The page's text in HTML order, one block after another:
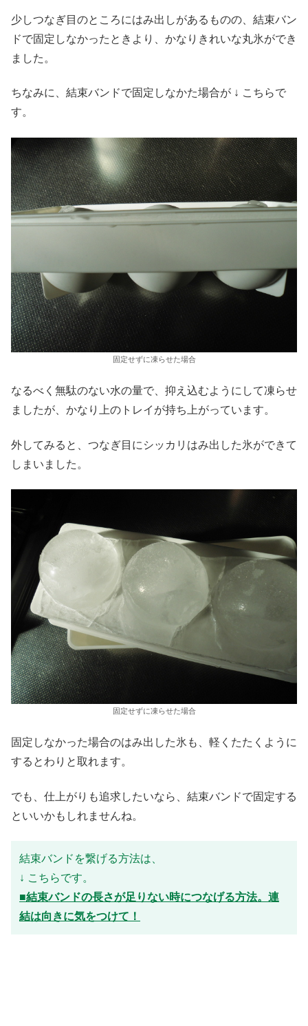
少しつなぎ目のところにはみ出しがあるものの、結束バン
ドで固定しなかったときより、かなりきれいな丸氷ができ
ました。
ちなみに、結束バンドで固定しなかた場合が ↓ こちらで
す。
固定せずに凍らせた場合
なるべく無駄のない水の量で、抑え込むようにして凍らせ
ましたが、かなり上のトレイが持ち上がっています。
外してみると、つなぎ目にシッカリはみ出した氷ができて
しまいました。
固定せずに凍らせた場合
固定しなかった場合のはみ出した氷も、軽くたたくように
するとわりと取れます。
でも、仕上がりも追求したいなら、結束バンドで固定する
といいかもしれませんね。
結束バンドを繋げる方法は、
↓ こちらです。
■結束バンドの長さが足りない時につなげる方法。連
結は向きに気をつけて！